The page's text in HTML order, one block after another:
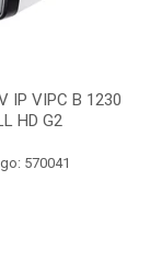
IP VIPC B 1230
HD G2
570041